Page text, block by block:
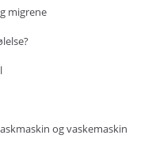
migrene
og vaskemaskin